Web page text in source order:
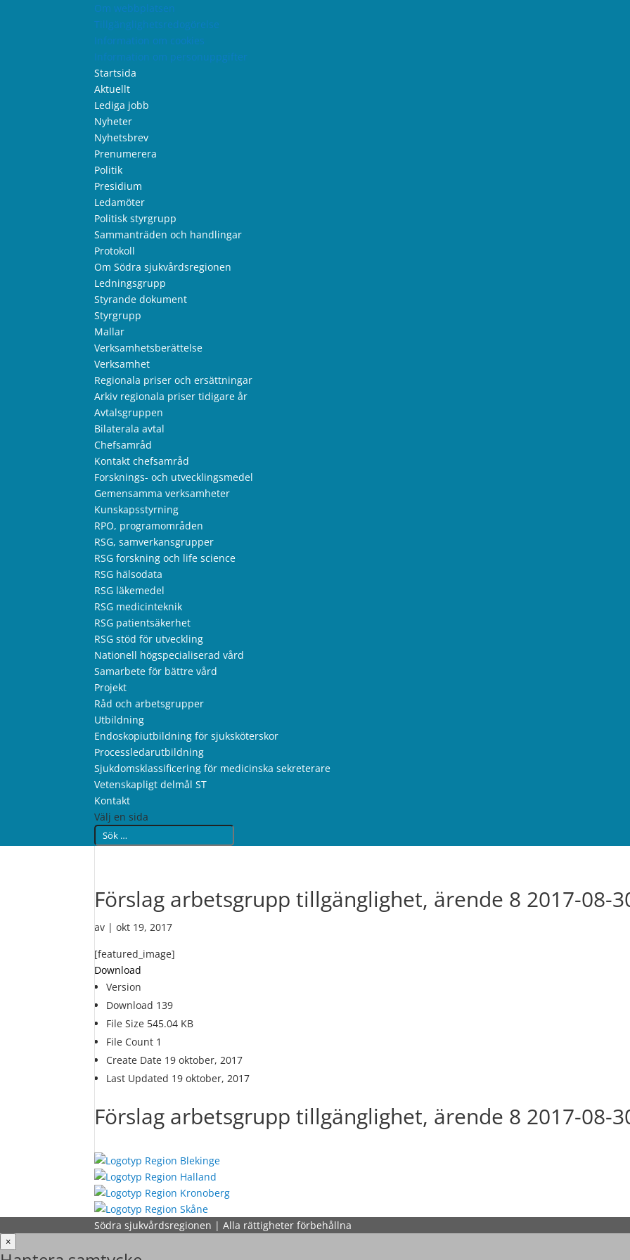
Om webbplatsen
Tillgänglighetsredogörelse
Information om cookies
Information om personuppgifter
Startsida
Aktuellt
Lediga jobb
Nyheter
Nyhetsbrev
Prenumerera
Politik
Presidium
Ledamöter
Politisk styrgrupp
Sammanträden och handlingar
Protokoll
Om Södra sjukvårdsregionen
Ledningsgrupp
Styrande dokument
Styrgrupp
Mallar
Verksamhetsberättelse
Verksamhet
Regionala priser och ersättningar
Arkiv regionala priser tidigare år
Avtalsgruppen
Bilaterala avtal
Chefsamråd
Kontakt chefsamråd
Forsknings- och utvecklingsmedel
Gemensamma verksamheter
Kunskapsstyrning
RPO, programområden
RSG, samverkansgrupper
RSG forskning och life science
RSG hälsodata
RSG läkemedel
RSG medicinteknik
RSG patientsäkerhet
RSG stöd för utveckling
Nationell högspecialiserad vård
Samarbete för bättre vård
Projekt
Råd och arbetsgrupper
Utbildning
Endoskopiutbildning för sjuksköterskor
Processledarutbildning
Sjukdomsklassificering för medicinska sekreterare
Vetenskapligt delmål ST
Kontakt
Välj en sida
Förslag arbetsgrupp tillgänglighet, ärende 8 2017-08-
av |okt 19, 2017
[featured_image]
Download
Version
Download 139
File Size 545.04 KB
File Count 1
Create Date 19 oktober, 2017
Last Updated 19 oktober, 2017
Förslag arbetsgrupp tillgänglighet, ärende 8 2017-08-
Södra sjukvårdsregionen | Alla rättigheter förbehållna
×